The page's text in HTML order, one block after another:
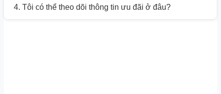
4. Tôi có thể theo dõi thông tin ưu đãi ở đâu?